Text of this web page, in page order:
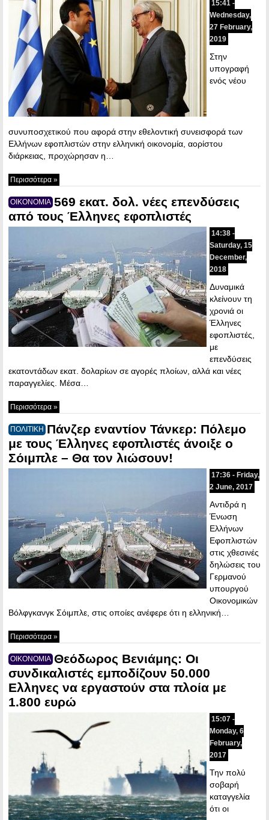
15:41 -
Wednesday,
27 February,
2019
Στην
υπογραφή
ενός νέου
συνυποσχετικού που αφορά στην εθελοντική συνεισφορά των
Ελλήνων εφοπλιστών στην ελληνική οικονομία, αορίστου
διάρκειας, προχώρησαν η…
Περισσότερα »
ΟΙΚΟΝΟΜΙΑ 569 εκατ. δολ. νέες επενδύσεις
από τους Έλληνες εφοπλιστές
14:38 -
Saturday, 15
December,
2018
Δυναμικά
κλείνουν τη
χρονιά οι
Έλληνες
εφοπλιστές,
με
επενδύσεις
εκατοντάδων εκατ. δολαρίων σε αγορές πλοίων, αλλά και νέες
παραγγελίες. Μέσα…
Περισσότερα »
ΠΟΛΙΤΙΚΗ Πάνζερ εναντίον Τάνκερ: Πόλεμο
με τους Έλληνες εφοπλιστές άνοιξε ο
Σόιμπλε – Θα τον λιώσουν!
17:36 - Friday,
2 June, 2017
Αντιδρά η
Ένωση
Ελλήνων
Εφοπλιστών
στις χθεσινές
δηλώσεις του
Γερμανού
υπουργού
Οικονομικών
Βόλφγκανγκ Σόιμπλε, στις οποίες ανέφερε ότι η ελληνική…
Περισσότερα »
ΟΙΚΟΝΟΜΙΑ Θεόδωρος Βενιάμης: Οι
συνδικαλιστές εμποδίζουν 50.000
Ελληνες να εργαστούν στα πλοία με
1.800 ευρώ
15:07 -
Monday, 6
February,
2017
Την πολύ
σοβαρή
καταγγελία
ότι οι